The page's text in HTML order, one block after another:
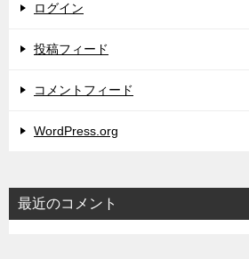
ログイン
投稿フィード
コメントフィード
WordPress.org
最近のコメント